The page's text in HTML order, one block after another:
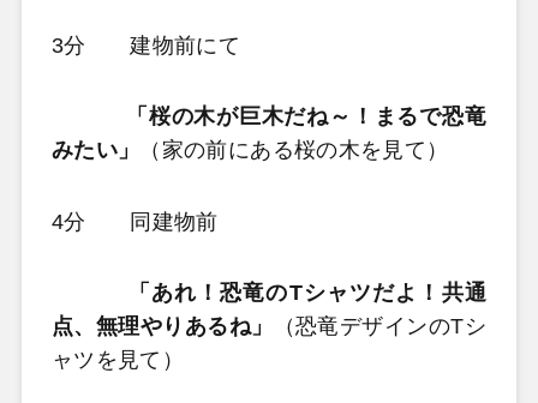
3分 建物前にて
「桜の木が巨木だね～！まるで恐竜
みたい」
（家の前にある桜の木を見て）
4分 同建物前
「あれ！恐竜のTシャツだよ！共通
点、無理やりあるね」
（恐竜デザインのTシ
ャツを見て）